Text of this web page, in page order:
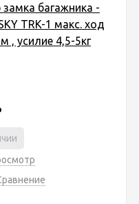
багажника -
TRK-1 макс. ход
, усилие 4,5-5кг